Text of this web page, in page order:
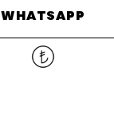
WHATSAPP